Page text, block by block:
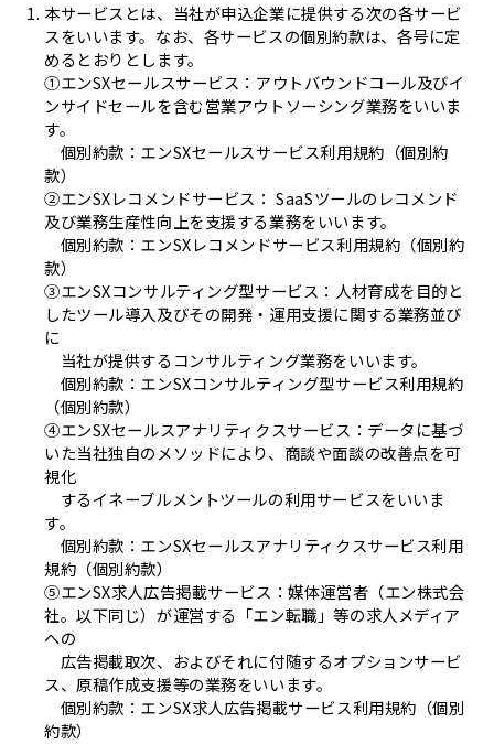
本サービスとは、当社が申込企業に提供する次の各サービ
スをいいます。なお、各サービスの個別約款は、各号に定
めるとおりとします。
①エンSXセールスサービス：アウトバウンドコール及びイ
ンサイドセールを含む営業アウトソーシング業務をいいま
す。
個別約款：エンSXセールスサービス利用規約（個別約
款）
②エンSXレコメンドサービス： SaaSツールのレコメンド
及び業務生産性向上を支援する業務をいいます。
個別約款：エンSXレコメンドサービス利用規約（個別約
款）
③エンSXコンサルティング型サービス：人材育成を目的と
したツール導入及びその開発・運用支援に関する業務並び
に
当社が提供するコンサルティング業務をいいます。
個別約款：エンSXコンサルティング型サービス利用規約
（個別約款）
④エンSXセールスアナリティクスサービス：データに基づ
いた当社独自のメソッドにより、商談や面談の改善点を可
視化
するイネーブルメントツールの利用サービスをいいま
す。
個別約款：エンSXセールスアナリティクスサービス利用
規約（個別約款）
⑤エンSX求人広告掲載サービス：媒体運営者（エン株式会
社。以下同じ）が運営する「エン転職」等の求人メディア
への
広告掲載取次、およびそれに付随するオプションサービ
ス、原稿作成支援等の業務をいいます。
個別約款：エンSX求人広告掲載サービス利用規約（個別
約款）